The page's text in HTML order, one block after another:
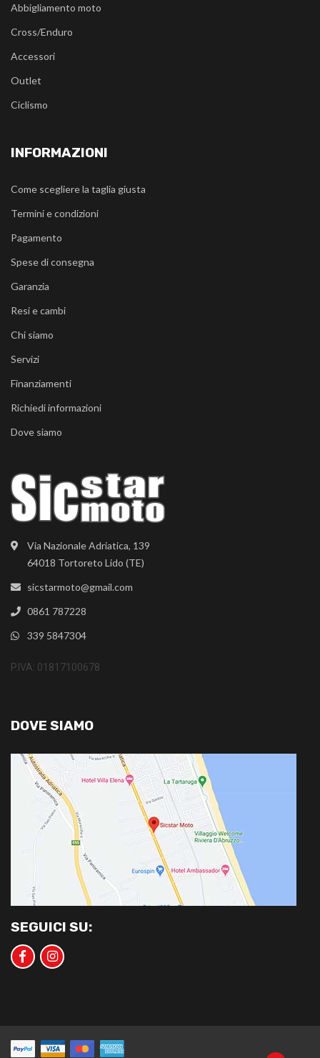
Via Nazionale Adriatica, 139
64018 Tortoreto Lido (TE)
sicstarmoto@gmail.com
0861 787228
339 5847304
P.IVA: 01817100678
Abbigliamento moto
Cross/Enduro
Accessori
Outlet
Ciclismo
INFORMAZIONI
Come scegliere la taglia giusta
Termini e condizioni
Pagamento
Spese di consegna
Garanzia
Resi e cambi
Chi siamo
Servizi
Finanziamenti
Richiedi informazioni
Dove siamo
DOVE SIAMO
SEGUICI SU: